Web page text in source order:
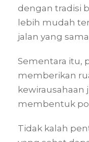
dengan tradisi
lebih mudah
jalan yang
Sementara itu,
memberikan
kewirausahaan
membentuk
Tidak kalah